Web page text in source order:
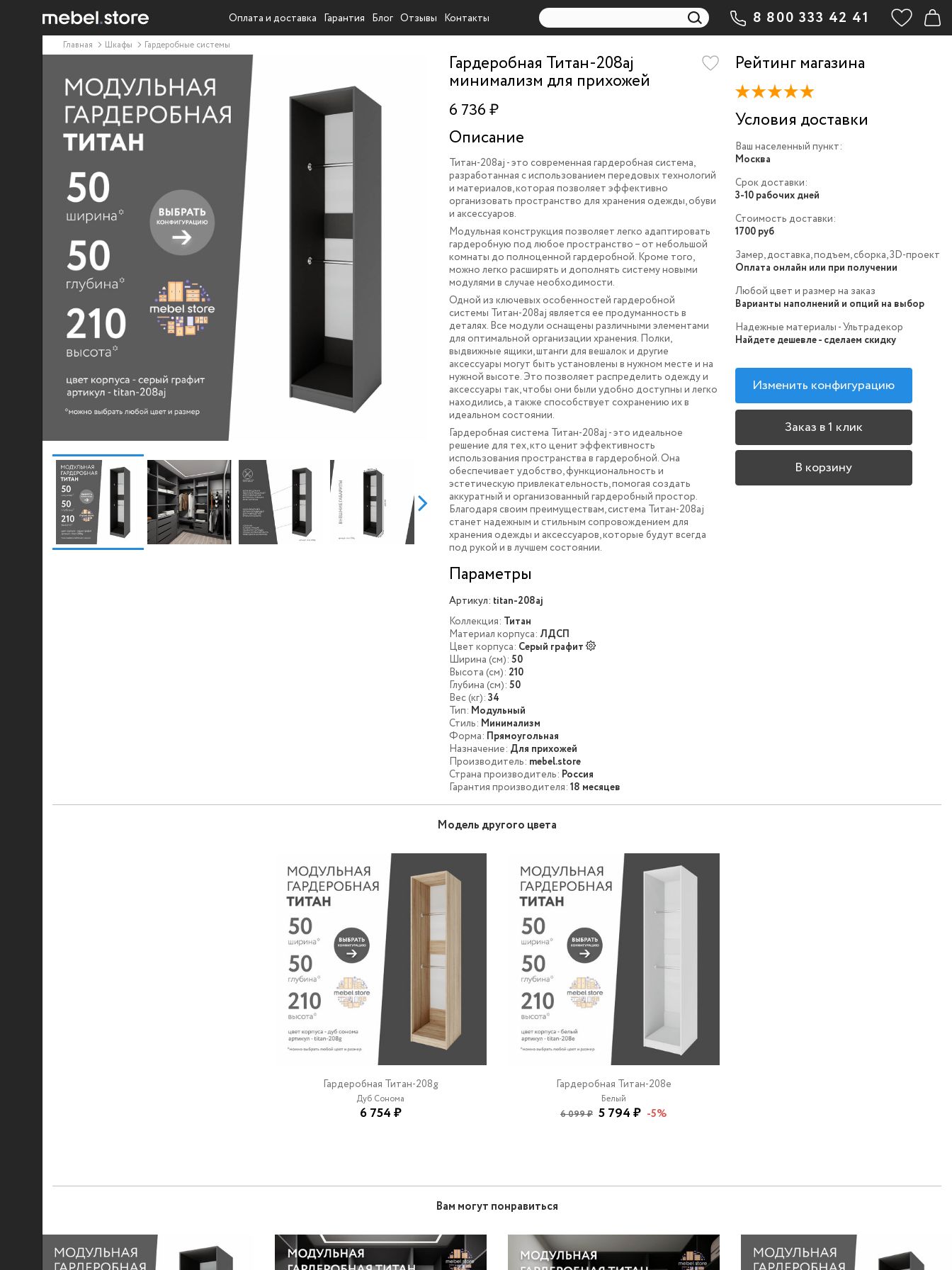
Оплата и доставка Гарантия Блог Отзывы Контакты 8 800 333 42 41
© 2021-2026 mebel.store
Главная Шкафы Гардеробные системы
Гардеробная Титан-208aj
минимализм для прихожей
6 736 ₽
Описание
Титан-208aj - это современная гардеробная система,
разработанная с использованием передовых технологий
и материалов, которая позволяет эффективно
организовать пространство для хранения одежды, обуви
и аксессуаров.
Модульная конструкция позволяет легко адаптировать
гардеробную под любое пространство – от небольшой
комнаты до полноценной гардеробной. Кроме того,
можно легко расширять и дополнять систему новыми
модулями в случае необходимости.
Одной из ключевых особенностей гардеробной
системы Титан-208aj является ее продуманность в
деталях. Все модули оснащены различными элементами
для оптимальной организации хранения. Полки,
выдвижные ящики, штанги для вешалок и другие
аксессуары могут быть установлены в нужном месте и на
нужной высоте. Это позволяет распределить одежду и
аксессуары так, чтобы они были удобно доступны и легко
находились, а также способствует сохранению их в
идеальном состоянии.
Гардеробная система Титан-208aj - это идеальное
решение для тех, кто ценит эффективность
использования пространства в гардеробной. Она
обеспечивает удобство, функциональность и
эстетическую привлекательность, помогая создать
аккуратный и организованный гардеробный простор.
Благодаря своим преимуществам, система Титан-208aj
станет надежным и стильным сопровождением для
хранения одежды и аксессуаров, которые будут всегда
под рукой и в лучшем состоянии.
Параметры
Артикул: titan-208aj
Коллекция: Титан
Материал корпуса: ЛДСП
Цвет корпуса: Серый графит
Ширина (см): 50
Высота (см): 210
Глубина (см): 50
Вес (кг): 34
Тип: Модульный
Стиль: Минимализм
Форма: Прямоугольная
Назначение: Для прихожей
Производитель: mebel.store
Страна производитель: Россия
Гарантия производителя: 18 месяцев
Рейтинг магазина
Условия доставки
Ваш населенный пункт:
Москва
Срок доставки:
3-10 рабочих дней
Стоимость доставки:
1700 руб
Замер, доставка, подъем, сборка, 3D-проект
Оплата онлайн или при получении
Любой цвет и размер на заказ
Варианты наполнений и опций на выбор
Надежные материалы - Ультрадекор
Найдете дешевле - сделаем скидку
Изменить конфигурацию
Заказ в 1 клик
В корзину
Модель другого цвета
Гардеробная Титан-208g
Дуб Сонома
6 754 ₽
Гардеробная Титан-208e
Белый
6 099 ₽ 5 794 ₽ -5%
Вам могут понравиться